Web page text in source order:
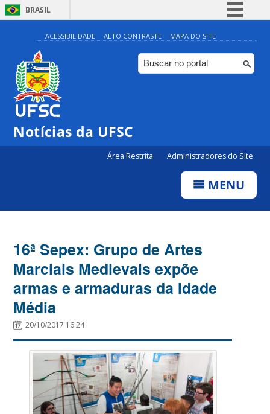
BRASIL
Simplifique!
Comunica BR
Participe
ACESSIBILIDADE ALTO CONTRASTE MAPA DO SITE
Notícias da UFSC
Área Restrita Administradores do Site
MENU
16ª Sepex: Grupo de Artes
Marciais Medievais expõe
armas e armaduras da Idade
Média
20/10/2017 16:24